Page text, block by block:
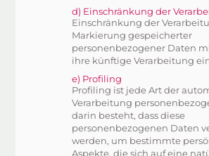
d) Einschränkung der
Einschränkung der
Markierung gespeicherter
personenbezogener Daten
ihre künftige Verarbeitung
e) Profiling
Profiling ist jede Art der
Verarbeitung
darin besteht, dass diese
personenbezogenen Daten
werden, um bestimmte
Aspekte, die sich auf eine